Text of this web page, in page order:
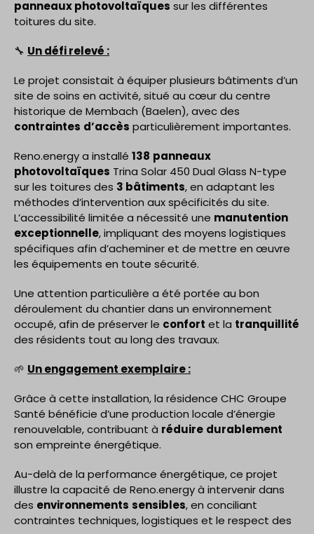
panneaux photovoltaïques sur les différentes
toitures du site.
🔧 Un défi relevé :
Le projet consistait à équiper plusieurs bâtiments d’un
site de soins en activité, situé au cœur du centre
historique de Membach (Baelen), avec des
contraintes d’accès particulièrement importantes.
Reno.energy a installé 138 panneaux
photovoltaïques Trina Solar 450 Dual Glass N-type
sur les toitures des 3 bâtiments, en adaptant les
méthodes d’intervention aux spécificités du site.
L’accessibilité limitée a nécessité une manutention
exceptionnelle, impliquant des moyens logistiques
spécifiques afin d’acheminer et de mettre en œuvre
les équipements en toute sécurité.
Une attention particulière a été portée au bon
déroulement du chantier dans un environnement
occupé, afin de préserver le confort et la tranquillité
des résidents tout au long des travaux.
🌱 Un engagement exemplaire :
Grâce à cette installation, la résidence CHC Groupe
Santé bénéficie d’une production locale d’énergie
renouvelable, contribuant à réduire durablement
son empreinte énergétique.
Au-delà de la performance énergétique, ce projet
illustre la capacité de Reno.energy à intervenir dans
des environnements sensibles, en conciliant
contraintes techniques, logistiques et le respect des